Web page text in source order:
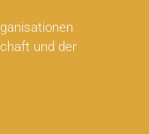
und der